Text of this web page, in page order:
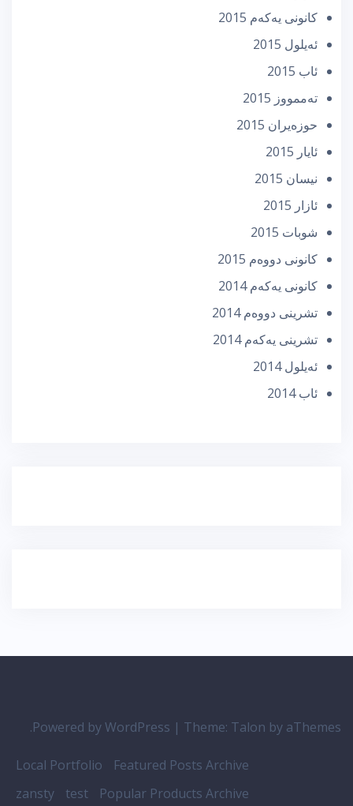
كانونی یه‌كه‌م 2015
ئه‌یلول 2015
ئاب 2015
تەممووز 2015
حوزه‌یران 2015
ئایار 2015
نیسان 2015
ئازار 2015
شوبات 2015
كانونی دووه‌م 2015
كانونی یه‌كه‌م 2014
تشرینی دووه‌م 2014
تشرینی یه‌كه‌م 2014
ئه‌یلول 2014
ئاب 2014
Powered by WordPress | Theme: Talon by aThemes.
Featured Posts Archive
Local Portfolio
Popular Products Archive
test
zansty